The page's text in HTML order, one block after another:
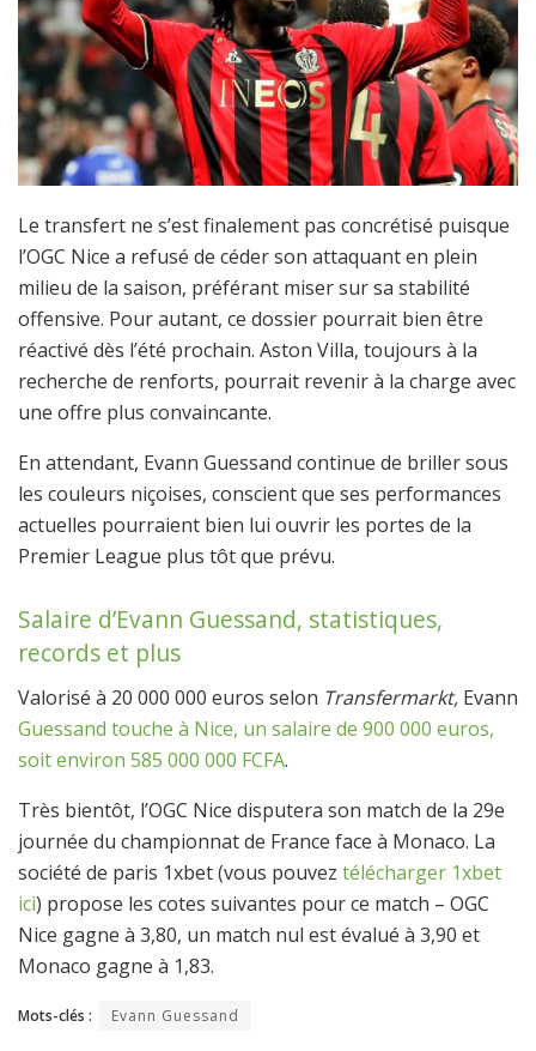
Le transfert ne s’est finalement pas concrétisé puisque
l’OGC Nice a refusé de céder son attaquant en plein
milieu de la saison, préférant miser sur sa stabilité
offensive. Pour autant, ce dossier pourrait bien être
réactivé dès l’été prochain. Aston Villa, toujours à la
recherche de renforts, pourrait revenir à la charge avec
une offre plus convaincante.
En attendant, Evann Guessand continue de briller sous
les couleurs niçoises, conscient que ses performances
actuelles pourraient bien lui ouvrir les portes de la
Premier League plus tôt que prévu.
Salaire d’Evann Guessand, statistiques,
records et plus
Valorisé à 20 000 000 euros selon Transfermarkt, Evann
Guessand touche à Nice, un salaire de 900 000 euros,
soit environ 585 000 000 FCFA.
Très bientôt, l’OGC Nice disputera son match de la 29e
journée du championnat de France face à Monaco. La
société de paris 1xbet (vous pouvez télécharger 1xbet
ici) propose les cotes suivantes pour ce match – OGC
Nice gagne à 3,80, un match nul est évalué à 3,90 et
Monaco gagne à 1,83.
Mots-clés : Evann Guessand